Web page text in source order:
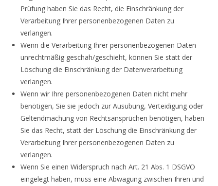
Prüfung haben Sie das Recht, die Einschränkung der
Verarbeitung Ihrer personenbezogenen Daten zu
verlangen.
Wenn die Verarbeitung Ihrer personenbezogenen Daten
unrechtmäßig geschah/geschieht, können Sie statt der
Löschung die Einschränkung der Datenverarbeitung
verlangen.
Wenn wir Ihre personenbezogenen Daten nicht mehr
benötigen, Sie sie jedoch zur Ausübung, Verteidigung oder
Geltendmachung von Rechtsansprüchen benötigen, haben
Sie das Recht, statt der Löschung die Einschränkung der
Verarbeitung Ihrer personenbezogenen Daten zu
verlangen.
Wenn Sie einen Widerspruch nach Art. 21 Abs. 1 DSGVO
eingelegt haben, muss eine Abwägung zwischen Ihren und